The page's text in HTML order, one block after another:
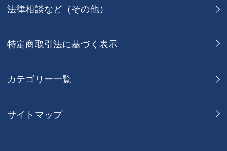
法律相談など（その他）
特定商取引法に基づく表示
カテゴリー一覧
サイトマップ